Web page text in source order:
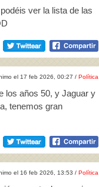
ver la lista de las
el 17 feb 2026, 00:27 / Política
los años 50, y Jaguar y
tenemos gran
el 16 feb 2026, 13:53 / Política